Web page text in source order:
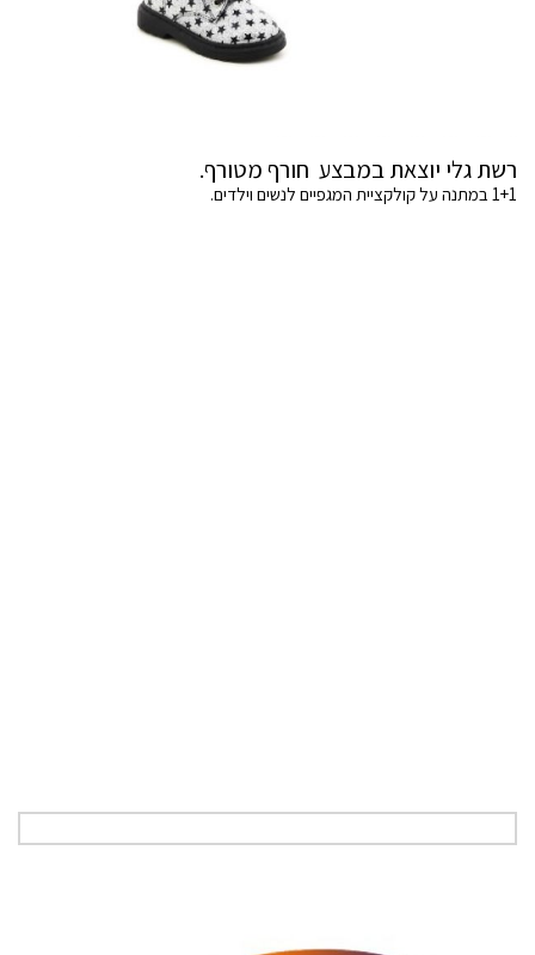
רשת גלי יוצאת במבצע חורף מטורף.
1+1 במתנה על קולקציית המגפיים לנשים וילדים.